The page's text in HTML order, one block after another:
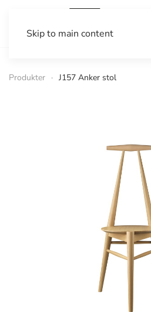
Skip to main content
Produkter J157 Anker stol